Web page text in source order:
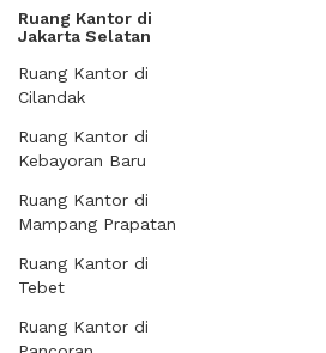
Ruang Kantor di
Jakarta Selatan
Ruang Kantor di
Cilandak
Ruang Kantor di
Kebayoran Baru
Ruang Kantor di
Mampang Prapatan
Ruang Kantor di
Tebet
Ruang Kantor di